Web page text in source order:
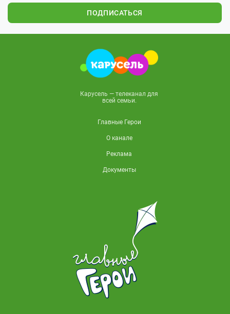
ПОДПИСАТЬСЯ
Карусель — телеканал для
всей семьи.
Главные Герои
О канале
Реклама
Документы